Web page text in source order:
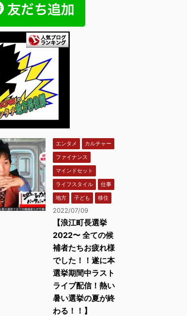
エンタメ
カルチャー
ファイナンス
マインドセット
ライフスタイル
仕事
地方
子ども 移住
2022/07/09
【浪江町長選挙
2022〜 全ての候
補者たちお疲れ様
でした！！遂に本
選挙期間中ラスト
ライブ配信！熱い
暑い選挙の夏が終
わる！！】